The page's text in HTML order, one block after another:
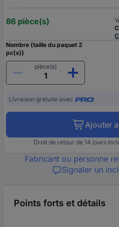
86 pièce(s)
Nombre (taille du paquet 2
pc(s))
pièce(s)
Livraison gratuite avec
Ajouter
Droit de retour de 14 jours
Fabricant ou personne
Signaler un
Points forts et détails